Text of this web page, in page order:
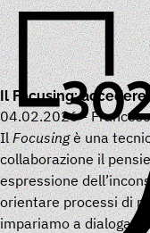
Il Focusing:
04.02.2026-
IlFocusingè una
collaborazione il
espressione
orientare processi di
impariamo a